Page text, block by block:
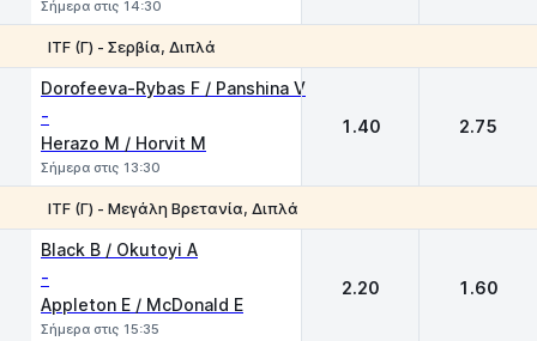
Σήμερα στις 14:30
ITF (Γ) - Σερβία, Διπλά
Dorofeeva-Rybas F / Panshina V
-
Herazo M / Horvit M
Σήμερα στις 13:30
1.40 2.75
ΙTF (Γ) - Μεγάλη Βρετανία, Διπλά
Black B / Okutoyi A
-
Appleton E / McDonald E
Σήμερα στις 15:35
2.20 1.60